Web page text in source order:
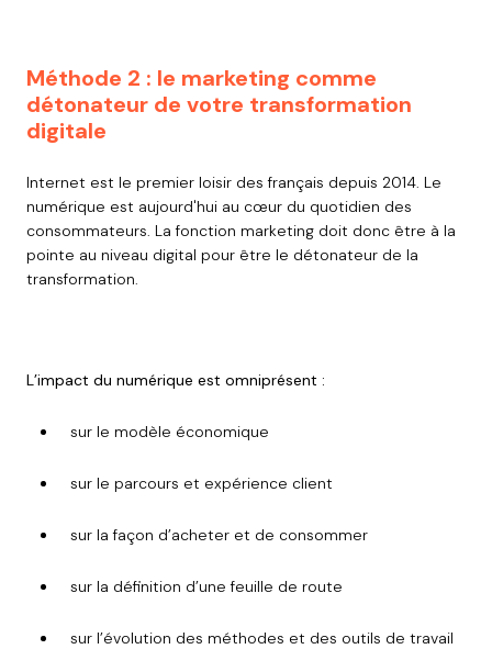
Méthode 2 : le marketing comme
détonateur de votre transformation
digitale
Internet est le premier loisir des français depuis 2014. Le
numérique est aujourd'hui au cœur du quotidien des
consommateurs. La fonction marketing doit donc être à la
pointe au niveau digital pour être le détonateur de la
transformation.
L’impact du numérique est omniprésent :
sur le modèle économique
sur le parcours et expérience client
sur la façon d’acheter et de consommer
sur la définition d’une feuille de route
sur l’évolution des méthodes et des outils de travail